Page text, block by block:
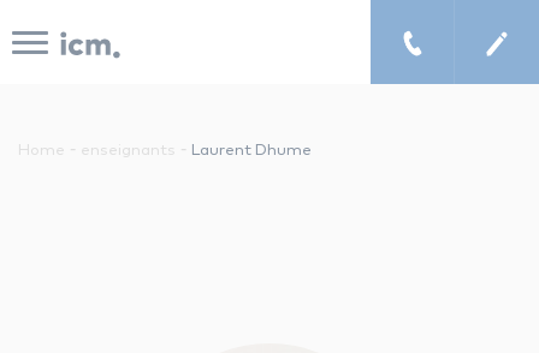
Home - enseignants - Laurent Dhume